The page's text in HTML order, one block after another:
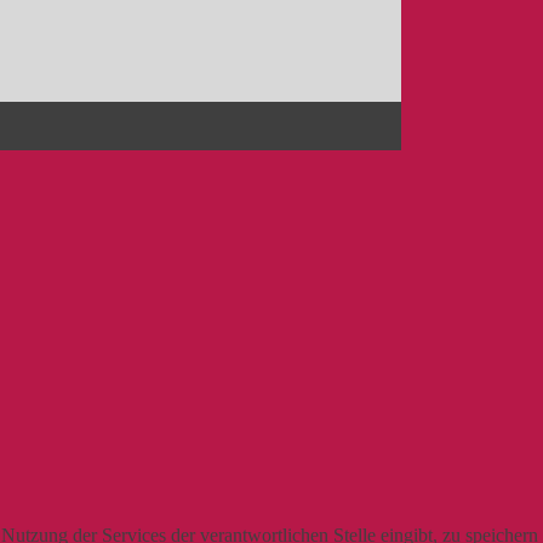
der Services der verantwortlichen Stelle eingibt, zu speichern